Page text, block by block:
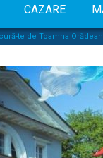
CAZARE
te de Toamna